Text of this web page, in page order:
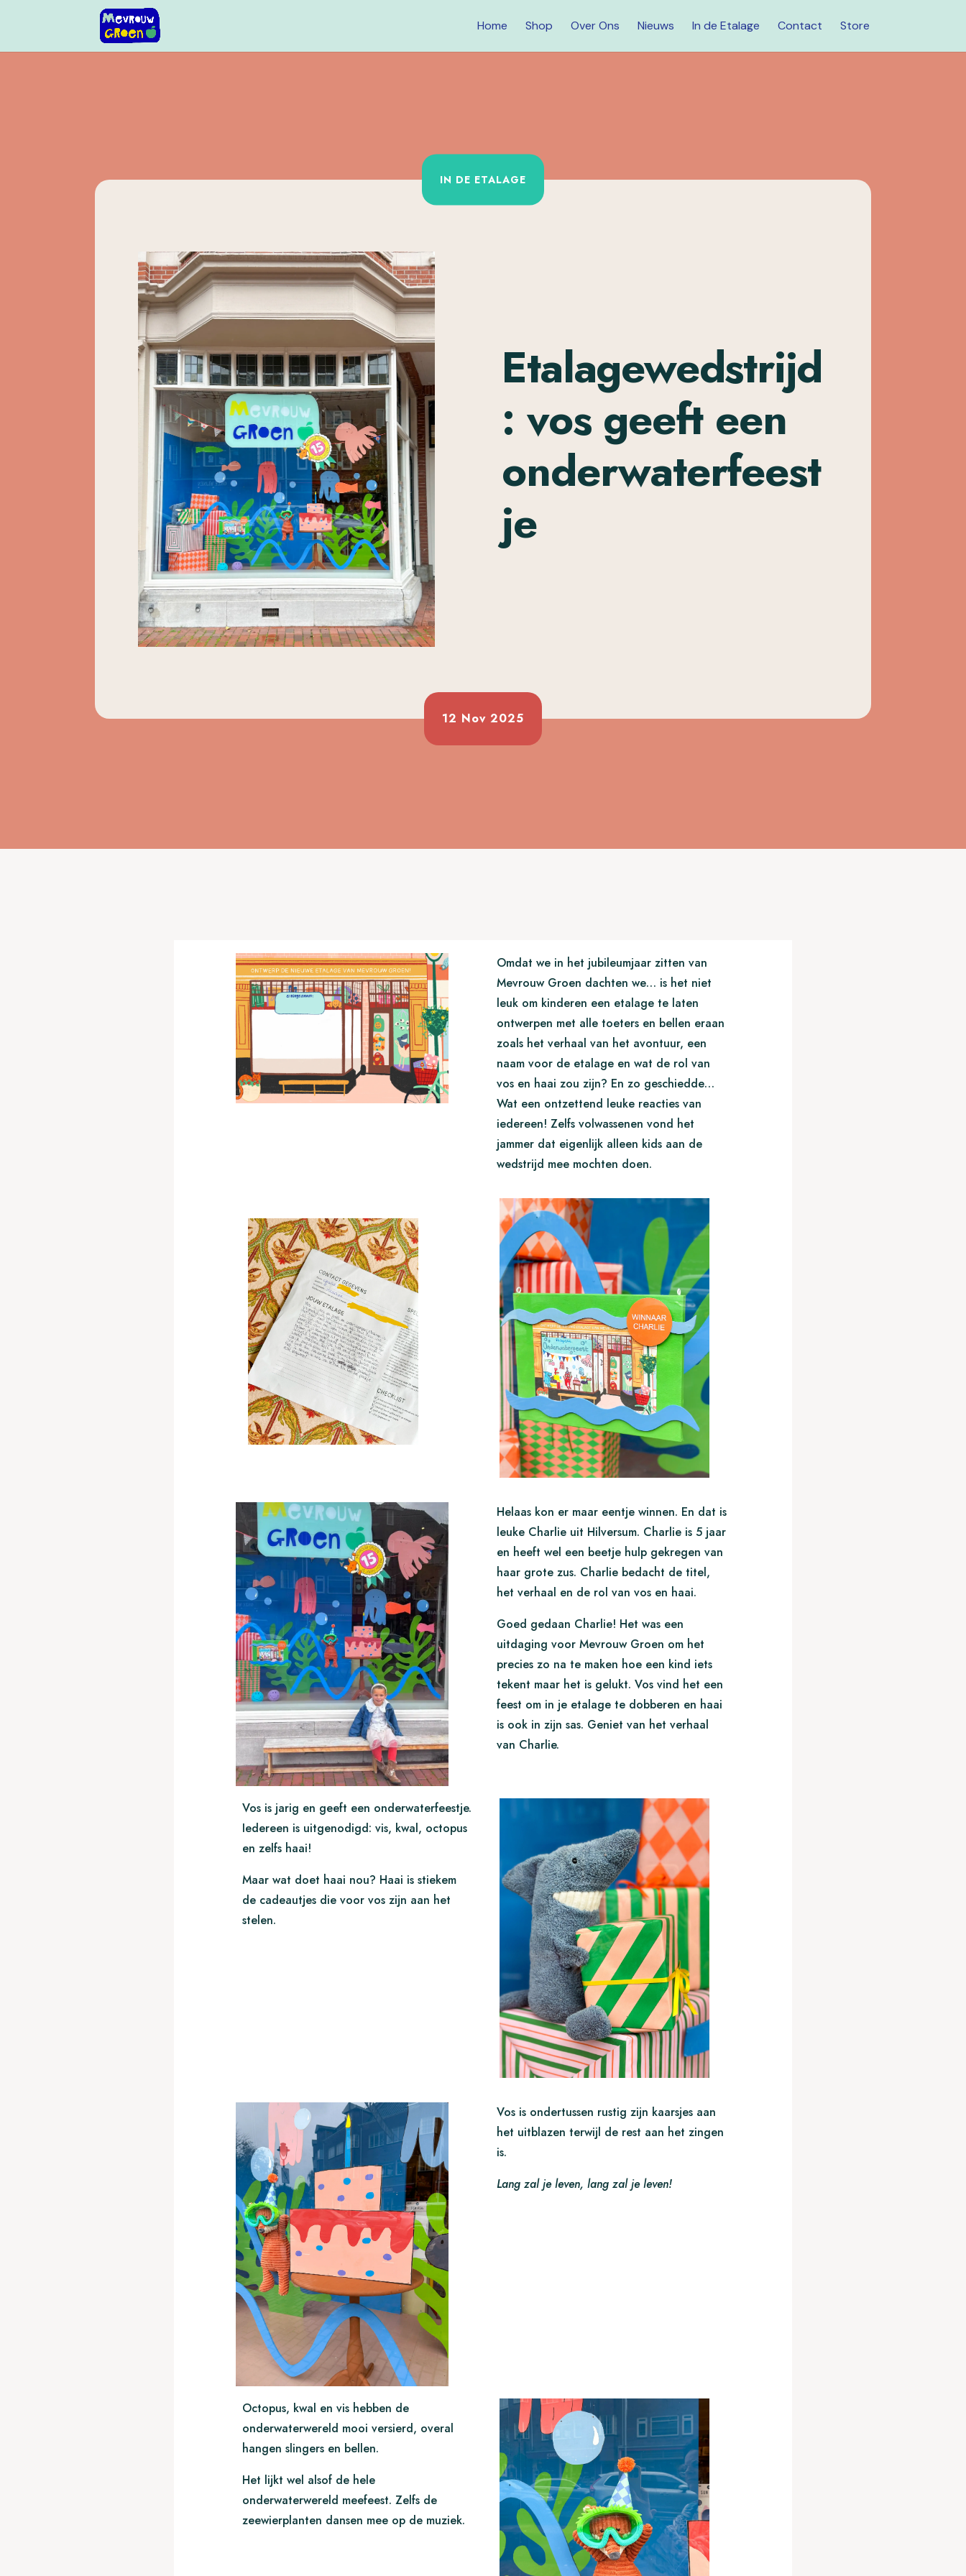
Home Shop Over Ons Nieuws In de Etalage Contact Store
IN DE ETALAGE
Etalagewedstrijd
: vos geeft een
onderwaterfeest
je
12 Nov 2025
Omdat we in het jubileumjaar zitten van
Mevrouw Groen dachten we… is het niet
leuk om kinderen een etalage te laten
ontwerpen met alle toeters en bellen eraan
zoals het verhaal van het avontuur, een
naam voor de etalage en wat de rol van
vos en haai zou zijn? En zo geschiedde…
Wat een ontzettend leuke reacties van
iedereen! Zelfs volwassenen vond het
jammer dat eigenlijk alleen kids aan de
wedstrijd mee mochten doen.
Helaas kon er maar eentje winnen. En dat is
leuke Charlie uit Hilversum. Charlie is 5 jaar
en heeft wel een beetje hulp gekregen van
haar grote zus. Charlie bedacht de titel,
het verhaal en de rol van vos en haai.
Goed gedaan Charlie! Het was een
uitdaging voor Mevrouw Groen om het
precies zo na te maken hoe een kind iets
tekent maar het is gelukt. Vos vind het een
feest om in je etalage te dobberen en haai
is ook in zijn sas. Geniet van het verhaal
van Charlie.
Vos is jarig en geeft een onderwaterfeestje.
Iedereen is uitgenodigd: vis, kwal, octopus
en zelfs haai!
Maar wat doet haai nou? Haai is stiekem
de cadeautjes die voor vos zijn aan het
stelen.
Vos is ondertussen rustig zijn kaarsjes aan
het uitblazen terwijl de rest aan het zingen
is.
Lang zal je leven, lang zal je leven!
Octopus, kwal en vis hebben de
onderwaterwereld mooi versierd, overal
hangen slingers en bellen.
Het lijkt wel alsof de hele
onderwaterwereld meefeest. Zelfs de
zeewierplanten dansen mee op de muziek.